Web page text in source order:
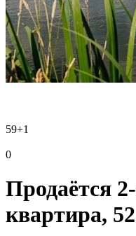
59+1
0
Продаётся
квартира,